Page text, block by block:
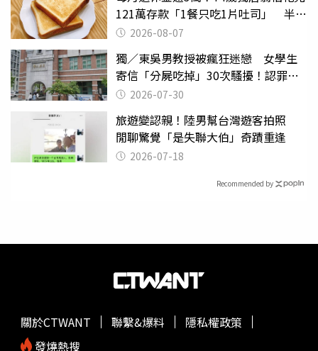
121萬存款「1餐只吃1片吐司」 半年
後暴瘦嚇壞女兒
2026-08-07
獨／東吳男教授被瘋狂迷戀 女學生
寄信「分屍吃掉」30次騷擾！認罪免
關 2026-07-30
旅遊變認親！陸男幫台灣遊客拍照
閒聊驚覺「是失聯大伯」奇蹟重逢
2026-07-18
Recommended by
關於CTWANT 聯繫&爆料
隱私權政策
發燒熱搜